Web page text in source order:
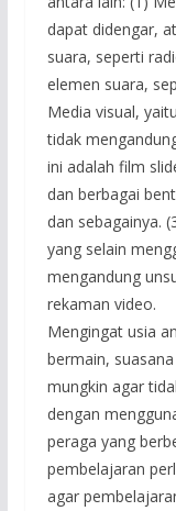
dapat didengar,
suara, seperti
elemen suara,
Media visual,
tidak
ini adalah film
dan berbagai
dan sebagainya.
yang selain
mengandung
rekaman video.
Mengingat usia
bermain,
mungkin agar
dengan
peraga yang
pembelajaran
agar